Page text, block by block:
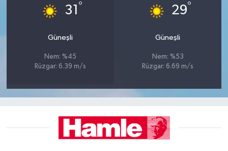
31 °
Güneşli
Nem: %45
Rüzgar: 6.39 m/s
29°
Güneşli
Nem: %53
Rüzgar: 6.69 m/s